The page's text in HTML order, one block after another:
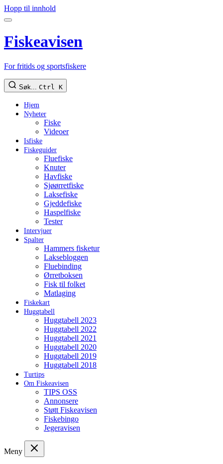
Hopp til innhold
Fiskeavisen
For fritids og sportsfiskere
Søk... Ctrl K
Hjem
Nyheter
Fiske
Videoer
Isfiske
Fiskeguider
Fluefiske
Knuter
Havfiske
Sjøørretfiske
Laksefiske
Gjeddefiske
Haspelfiske
Tester
Intervjuer
Spalter
Hammers fisketur
Laksebloggen
Fluebinding
Ørretboksen
Fisk til folket
Matlaging
Fiskekart
Huggtabell
Huggtabell 2023
Huggtabell 2022
Huggtabell 2021
Huggtabell 2020
Huggtabell 2019
Huggtabell 2018
Turtips
Om Fiskeavisen
TIPS OSS
Annonsere
Støtt Fiskeavisen
Fiskebingo
Jegeravisen
Meny